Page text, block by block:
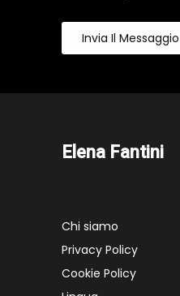
Invia Il Messaggio
Elena Fantini
Chi siamo
Privacy Policy
Cookie Policy